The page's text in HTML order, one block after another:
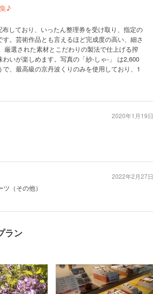
♪
しており、いったん整理券を受け取り、指定の
。芸術作品とも言えるほど完成度の高い、細さ
選された素材とこだわりの製法で仕上げる搾
いが楽しめます。写真の「紗-しゃ-」 は2,600
、最高級の京丹波くりのみを使用しており、1
2020年1月19日
（その他）
2022年2月27日
ラン